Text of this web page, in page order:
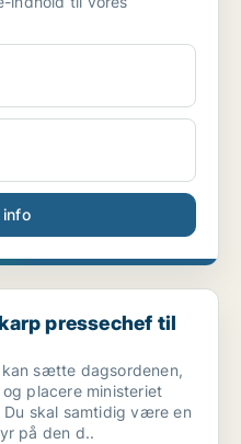
info
til Minister...
pressechef til
sætte dagsordenen,
placere ministeriet
skal samtidig være en
på den d..